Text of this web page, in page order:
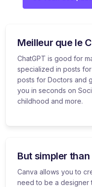
Meilleur que le
ChatGPT is good for
specialized in posts
posts for Doctors and
you in seconds on
childhood and more.
But simpler
Canva allows you to
need to be a designer